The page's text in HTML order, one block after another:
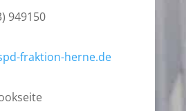
949150
fraktion-herne.de